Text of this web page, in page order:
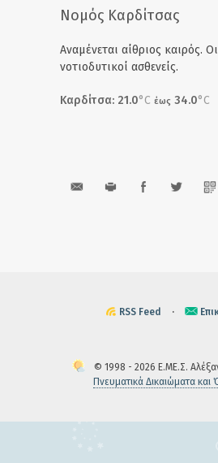
Νομός Καρδίτσας
Αναμένεται αίθριος καιρός.
νοτιοδυτικοί ασθενείς.
Καρδίτσα: 21.0°C έως 34.0°C
RSS Feed ·
© 1998 - 2026 Ε.ΜΕ.Σ.
Πνευματικά Δικαιώματα και